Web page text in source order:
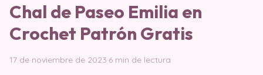
Chal de Paseo Emilia en
Crochet Patrón Gratis
17 de noviembre de 2023·6 min de lectura